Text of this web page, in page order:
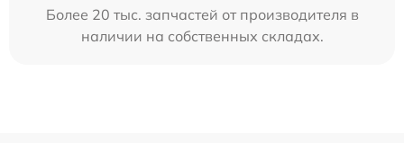
Более 20 тыс. запчастей от производителя в
наличии на собственных складах.